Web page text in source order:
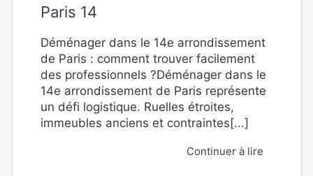
Paris 14
Déménager dans le 14e arrondissement
de Paris : comment trouver facilement
des professionnels ?Déménager dans le
14e arrondissement de Paris représente
un défi logistique. Ruelles étroites,
immeubles anciens et contraintes[...]
Continuer à lire